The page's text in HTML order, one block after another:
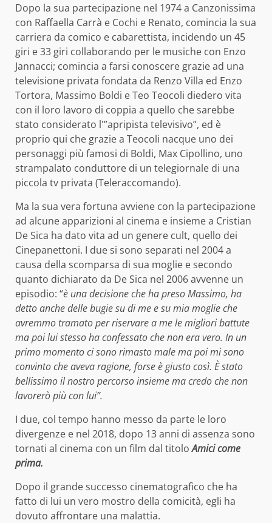
Dopo la sua partecipazione nel 1974 a Canzonissima
con Raffaella Carrà e Cochi e Renato, comincia la sua
carriera da comico e cabarettista, incidendo un 45
giri e 33 giri collaborando per le musiche con Enzo
Jannacci; comincia a farsi conoscere grazie ad una
televisione privata fondata da Renzo Villa ed Enzo
Tortora, Massimo Boldi e Teo Teocoli diedero vita
con il loro lavoro di coppia a quello che sarebbe
stato considerato l'”apripista televisivo”, ed è
proprio qui che grazie a Teocoli nacque uno dei
personaggi più famosi di Boldi, Max Cipollino, uno
strampalato conduttore di un telegiornale di una
piccola tv privata (Teleraccomando).
Ma la sua vera fortuna avviene con la partecipazione
ad alcune apparizioni al cinema e insieme a Cristian
De Sica ha dato vita ad un genere cult, quello dei
Cinepanettoni. I due si sono separati nel 2004 a
causa della scomparsa di sua moglie e secondo
quanto dichiarato da De Sica nel 2006 avvenne un
episodio: “è una decisione che ha preso Massimo, ha
detto anche delle bugie su di me e su mia moglie che
avremmo tramato per riservare a me le migliori battute
ma poi lui stesso ha confessato che non era vero. In un
primo momento ci sono rimasto male ma poi mi sono
convinto che aveva ragione, forse è giusto così. È stato
bellissimo il nostro percorso insieme ma credo che non
lavorerò più con lui”.
I due, col tempo hanno messo da parte le loro
divergenze e nel 2018, dopo 13 anni di assenza sono
tornati al cinema con un film dal titoloAmici come
prima.
Dopo il grande successo cinematografico che ha
fatto di lui un vero mostro della comicità, egli ha
dovuto affrontare una malattia.